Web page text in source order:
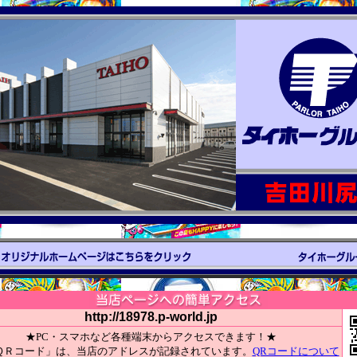
http://18978.p-world.jp
★PC・スマホなど各種端末からアクセスできます！★
Ｒコード」は、当店のアドレスが記録されています。 QRコードについて